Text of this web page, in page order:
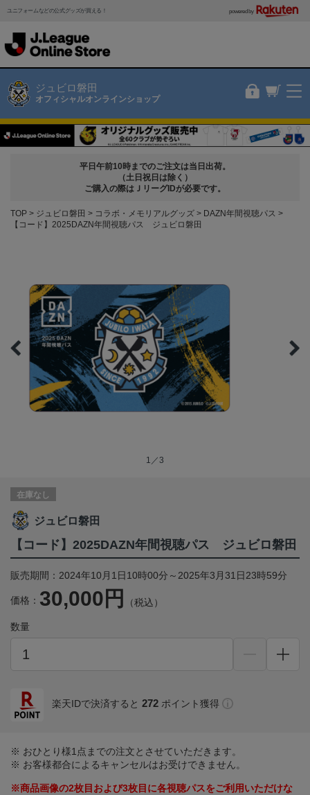
ユニフォームなどの公式グッズが買える！ powered by
ジュビロ磐田
オフィシャルオンラインショップ
平日午前10時までのご注文は当日出荷。
（土日祝日は除く）
ご購入の際はＪリーグIDが必要です。
TOP ジュビロ磐田 コラボ・メモリアルグッズ
DAZN年間視聴パス
【コード】2025DAZN年間視聴パス ジュビロ磐田
1／3
在庫なし
ジュビロ磐田
【コード】2025DAZN年間視聴パス ジュビロ磐田
販売期間：2024年10月1日10時00分～2025年3月31日23時59分
価格： 30,000円 （税込）
数量
楽天IDで決済すると 272 ポイント獲得
※ おひとり様1点までの注文とさせていただきます。
※ お客様都合によるキャンセルはお受けできません。
※商品画像の2枚目および3枚目に各視聴パスをご利用いただけな